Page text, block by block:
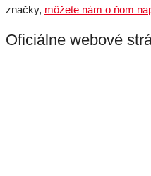
značky, môžete nám o ňom
Oficiálne webové